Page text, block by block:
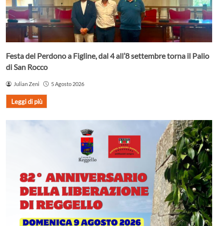
Festa del Perdono a Figline, dal 4 all’8 settembre torna il Palio
di San Rocco
Julian Zeni 5 Agosto 2026
Leggi di più